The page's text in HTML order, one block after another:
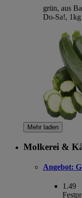
grün, aus
Do-Sa!, 1kg
Mehr laden
Molkerei &
Angebot:
1.49